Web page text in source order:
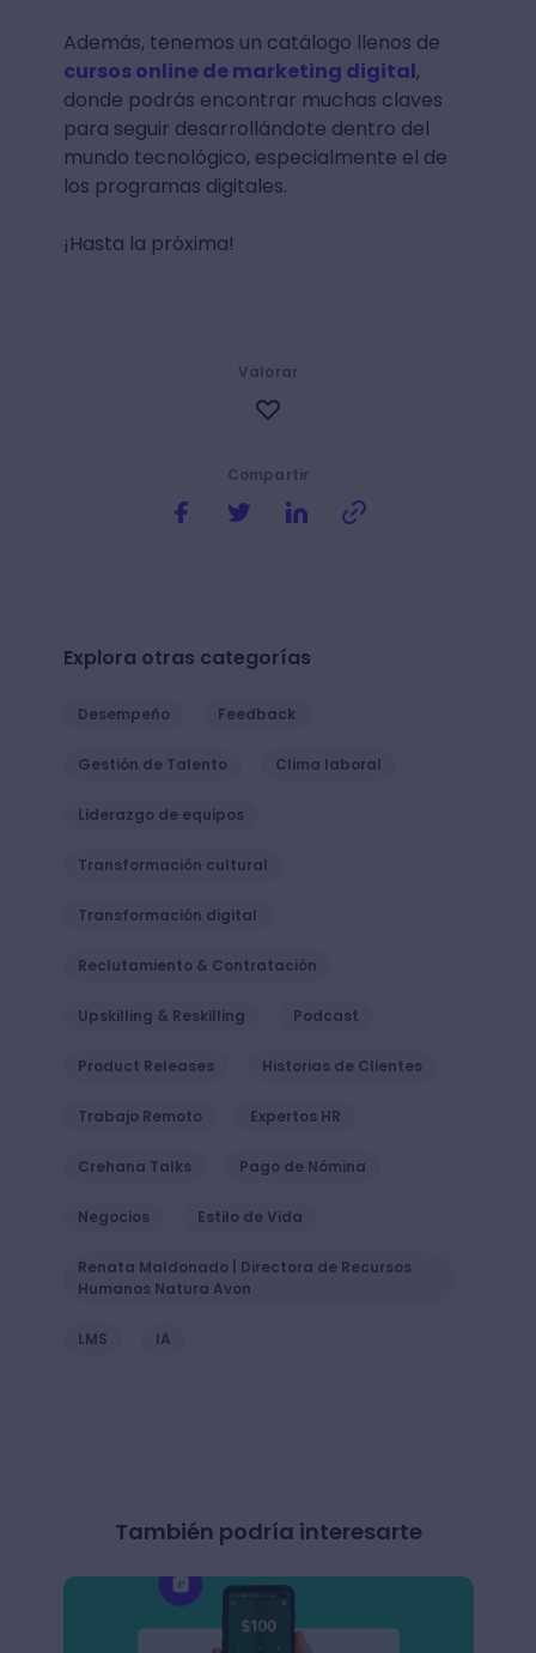
Además, tenemos un catálogo llenos de
cursos online de marketing digital,
donde podrás encontrar muchas claves
para seguir desarrollándote dentro del
mundo tecnológico, especialmente el de
los programas digitales.
¡Hasta la próxima!
Compartir
Valorar
Explora otras categorías
Desempeño Feedback
Gestión de Talento Clima laboral
Liderazgo de equipos
Transformación cultural
Transformación digital
Reclutamiento & Contratación
Upskilling & Reskilling Podcast
Product Releases Historias de Clientes
Trabajo Remoto Expertos HR
Crehana Talks Pago de Nómina
Negocios Estilo de Vida
Renata Maldonado | Directora de Recursos
Humanos Natura Avon
LMS IA
También podría interesarte